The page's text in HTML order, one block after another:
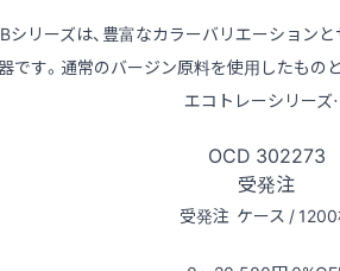
シリーズは、豊富なカラーバリエーション
です。通常のバージン原料を使用したもの
エコトレーシリー
OCD 302273
受発注
受発注 ケース /